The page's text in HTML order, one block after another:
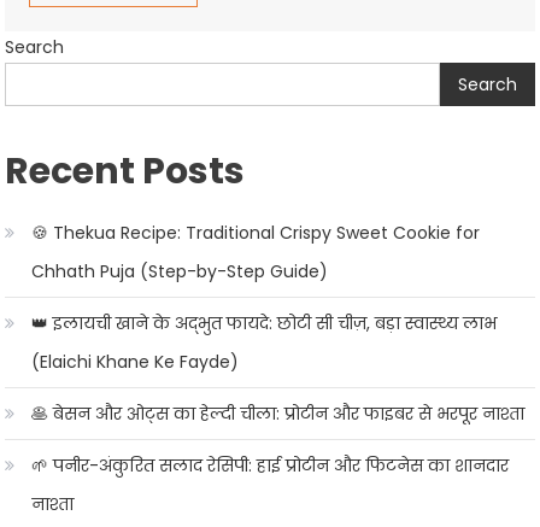
Search
Search
Recent Posts
🍪 Thekua Recipe: Traditional Crispy Sweet Cookie for
Chhath Puja (Step-by-Step Guide)
👑 इलायची खाने के अद्भुत फायदे: छोटी सी चीज़, बड़ा स्वास्थ्य लाभ
(Elaichi Khane Ke Fayde)
🥞 बेसन और ओट्स का हेल्दी चीला: प्रोटीन और फाइबर से भरपूर नाश्ता
🌱 पनीर-अंकुरित सलाद रेसिपी: हाई प्रोटीन और फिटनेस का शानदार
नाश्ता